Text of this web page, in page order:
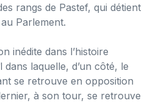
rangs de Pastef, qui détient
Parlement.
inédite dans l’histoire
dans laquelle, d’un côté, le
se retrouve en opposition
à son tour, se retrouve